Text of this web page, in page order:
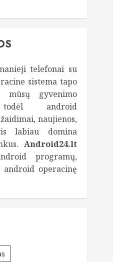
telefonai su
sistema tapo
mūsų gyvenimo
android
naujienos,
labiau domina
Android24.lt
programų,
operacinę